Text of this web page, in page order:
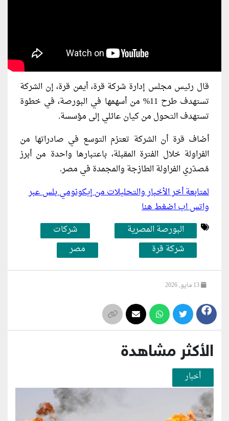
قال رئيس مجلس إدارة شركة قرة، أيمن قرة، إن الشركة
تستهدف طرح 11% من أسهمها في البورصة، في خطوة
تستهدف التحول من كيان عائلي إلى مؤسسة.
أضاف قرة أن الشركة تعتزم التوسع في صادراتها من
الفراولة خلال الفترة المقبلة، باعتبارها واحدة من أبرز
مُصدّري الفراولة الطازجة والمجمدة في مصر.
لمتابعة أخر الأخبار والتحليلات من إيكونومي بلس عبر
واتس اب اضغط هنا
البورصة المصرية
شركات
شركة قرة
مصر
الأكثر مشاهدة
أخبار